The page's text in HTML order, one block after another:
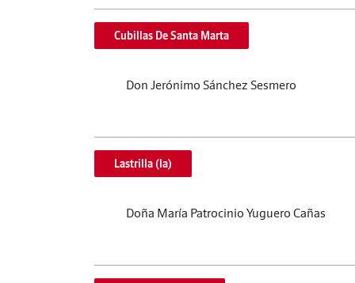
Cubillas De Santa Marta
Don Jerónimo Sánchez Sesmero
Lastrilla (la)
Doña María Patrocinio Yuguero Cañas